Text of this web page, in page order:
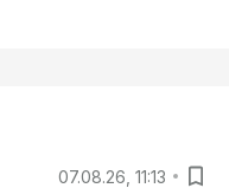
07.08.26, 11:13